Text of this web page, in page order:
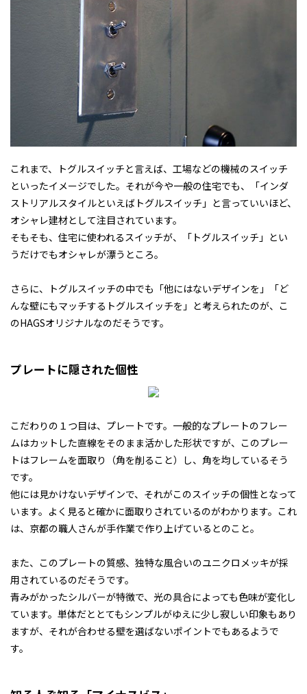
これまで、トグルスイッチと言えば、工場などの機械のスイッチ
といったイメージでした。それが今や一般の住宅でも、「インダ
ストリアルスタイルといえばトグルスイッチ」と言っていいほど、
オシャレ建材として注目されています。
そもそも、住宅に使われるスイッチが、「トグルスイッチ」とい
うだけでもオシャレが漂うところ。
さらに、トグルスイッチの中でも「他にはないデザインを」「ど
んな壁にもマッチするトグルスイッチを」と考えられたのが、こ
のHAGSオリジナルなのだそうです。
プレートに隠された個性
こだわりの１つ目は、プレートです。一般的なプレートのフレー
ムはカットした直線をそのまま活かした形状ですが、このプレー
トはフレームを面取り（角を削ること）し、角を均しているそう
です。
他には見かけないデザインで、それがこのスイッチの個性となって
います。よく見ると確かに面取りされているのがわかります。これ
は、京都の職人さんが手作業で作り上げているとのこと。
また、このプレートの質感、独特な風合いのユニクロメッキが採
用されているのだそうです。
青みがかったシルバーが特徴で、光の具合によっても色味が変化し
ています。単体だととてもシンプルがゆえに少し寂しい印象もあり
ますが、それが合わせる壁を選ばないポイントでもあるようで
す。